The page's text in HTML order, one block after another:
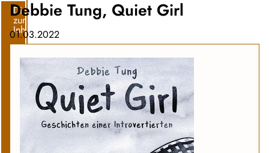
Direkt
zum
Inhalt
Debbie Tung, Quiet Girl
01.03.2022